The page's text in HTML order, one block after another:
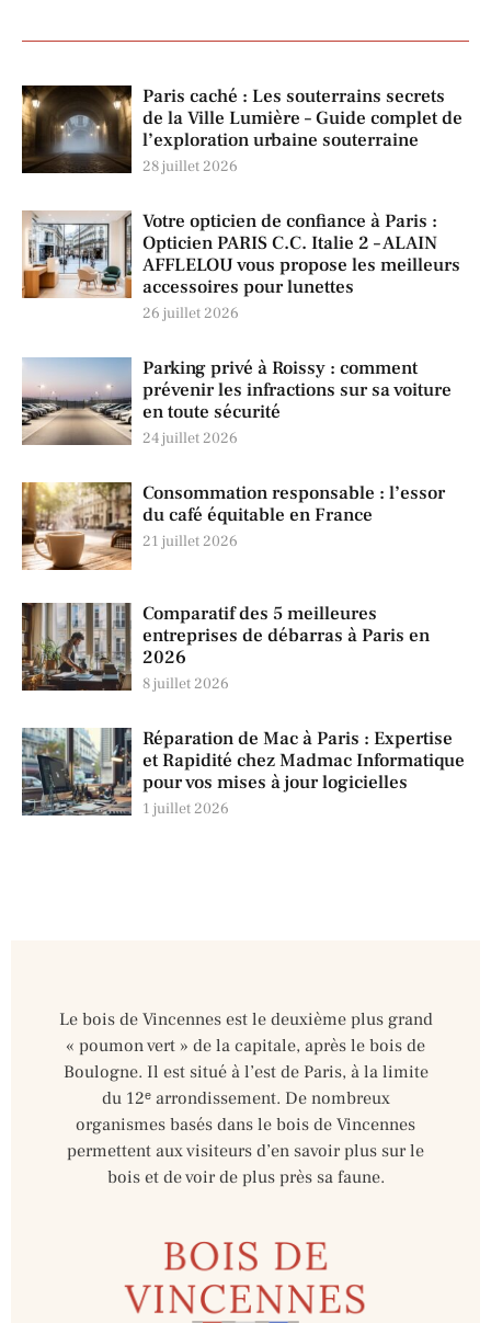
Paris caché : Les souterrains secrets
de la Ville Lumière – Guide complet de
l’exploration urbaine souterraine
28 juillet 2026
Votre opticien de confiance à Paris :
Opticien PARIS C.C. Italie 2 – ALAIN
AFFLELOU vous propose les meilleurs
accessoires pour lunettes
26 juillet 2026
Parking privé à Roissy : comment
prévenir les infractions sur sa voiture
en toute sécurité
24 juillet 2026
Consommation responsable : l’essor
du café équitable en France
21 juillet 2026
Comparatif des 5 meilleures
entreprises de débarras à Paris en
2026
8 juillet 2026
Réparation de Mac à Paris : Expertise
et Rapidité chez Madmac Informatique
pour vos mises à jour logicielles
1 juillet 2026
Le bois de Vincennes est le deuxième plus grand
« poumon vert » de la capitale, après le bois de
Boulogne. Il est situé à l’est de Paris, à la limite
du 12ᵉ arrondissement. De nombreux
organismes basés dans le bois de Vincennes
permettent aux visiteurs d’en savoir plus sur le
bois et de voir de plus près sa faune.